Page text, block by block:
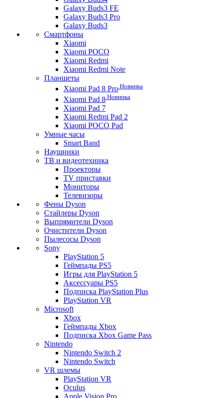
Galaxy Buds3 FE
Galaxy Buds3 Pro
Galaxy Buds3
Смартфоны
Xiaomi
Xiaomi POCO
Xiaomi Redmi
Xiaomi Redmi Note
Планшеты
Xiaomi Pad 8 Pro Новинка
Xiaomi Pad 8 Новинка
Xiaomi Pad 7
Xiaomi Redmi Pad 2
Xiaomi POCO Pad
Умные часы
Smart Band
Наушники
ТВ и видеотехника
Проекторы
TV приставки
Мониторы
Телевизоры
Фены Dyson
Стайлеры Dyson
Выпрямители Dyson
Очистители Dyson
Пылесосы Dyson
Sony
PlayStation 5
Геймпады PS5
Игры для PlayStation 5
Аксессуары PS5
Подписка PlayStation Plus
PlayStation VR
Microsoft
Xbox
Геймпады Xbox
Подписка Xbox Game Pass
Nintendo
Nintendo Switch 2
Nintendo Switch
VR шлемы
PlayStation VR
Oculus